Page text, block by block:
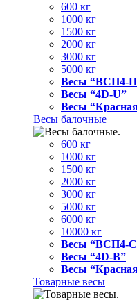
600 кг
1000 кг
1500 кг
2000 кг
3000 кг
5000 кг
Весы “ВСП4-
Весы “4D-U”
Весы
Весы балочные
600 кг
1000 кг
1500 кг
2000 кг
3000 кг
5000 кг
6000 кг
10000 кг
Весы “ВСП4-
Весы “4D-В”
Весы
Товарные весы